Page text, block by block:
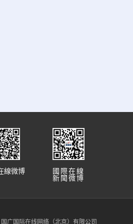
國際在線
新聞微博
線微博
广国际在线网络（北京）有限公司